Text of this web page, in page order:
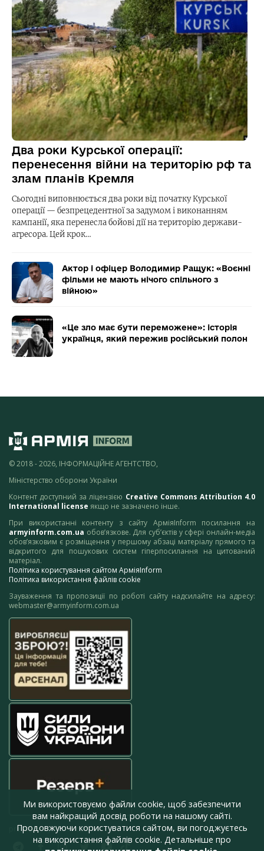
Два роки Курської операції:
перенесення війни на територію рф та
злам планів Кремля
Сьогодні виповнюється два роки від початку Курської
операції — безпрецедентної за задумом і виконанням
кампанії, яка перенесла бойові дії на територію держави-
агресора. Цей крок…
Актор і офіцер Володимир Ращук: «Воєнні
фільми не мають нічого спільного з
війною»
«Це зло має бути переможене»: історія
українця, який пережив російський полон
© 2018 - 2026, ІНФОРМАЦІЙНЕ АГЕНТСТВО,
Міністерство оборони України
Контент доступний за ліцензією Creative Commons Attribution 4.0
International license якщо не зазначено інше.
При використанні контенту з сайту АрміяInform посилання на
armyinform.com.ua обов’язкове. Для суб’єктів у сфері онлайн-медіа
обов’язковим є розміщення у першому абзаці матеріалу прямого та
відкритого для пошукових систем гіперпосилання на цитований
матеріал.
Політика користування сайтом АрміяInform
Політика використання файлів cookie
Зауваження та пропозиції по роботі сайту надсилайте на адресу:
webmaster@armyinform.com.ua
press@armyinform.com.ua
Ми використовуємо файли cookie, щоб забезпечити
вам найкращий досвід роботи на нашому сайті.
Продовжуючи користуватися сайтом, ви погоджуєтесь
на використання файлів cookie. Детальніше про